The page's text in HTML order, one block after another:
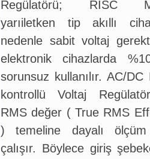
Regülatörü; RISC
yarıiletken tip akıllı
nedenle sabit voltaj
elektronik cihazlarda
sorunsuz kullanılır. AC/DC
kontrollü Voltaj
RMS değer ( True RMS
) temeline dayalı
çalışır. Böylece giriş